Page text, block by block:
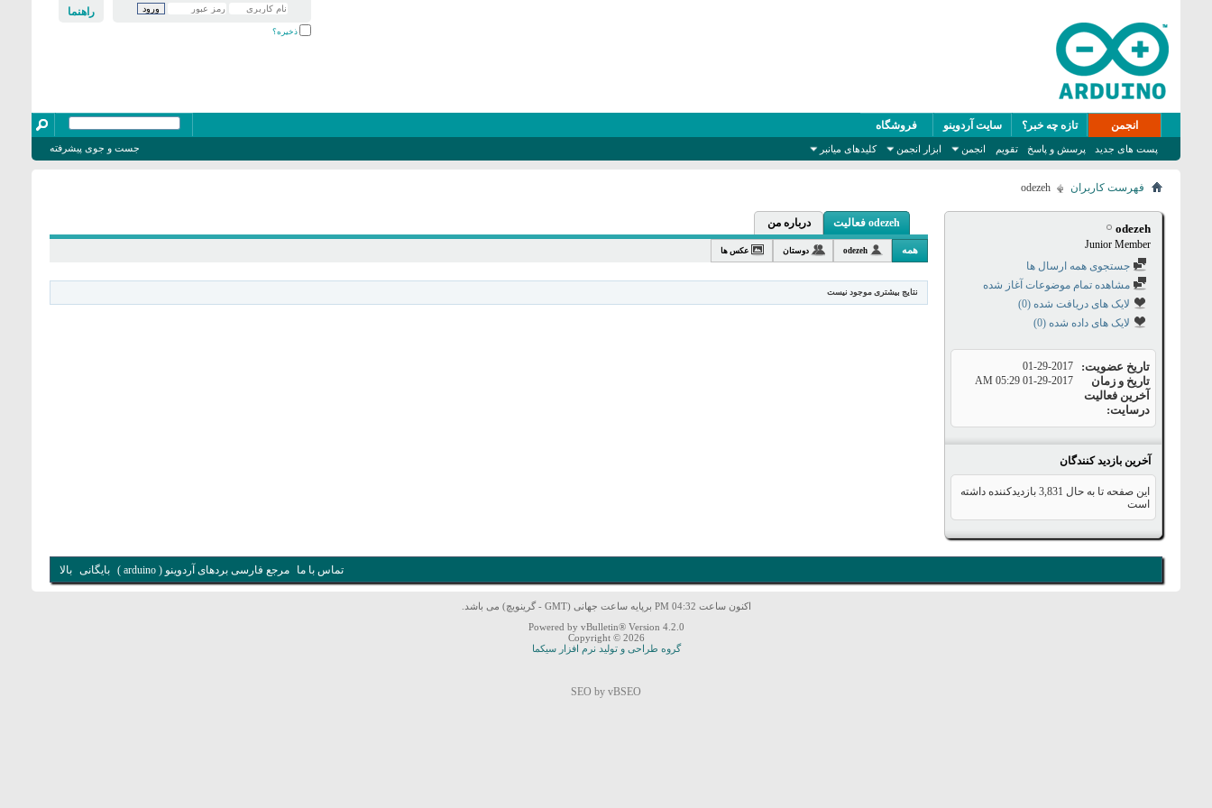
راهنما
ذخیره؟
انجمن
پست های جدید پرسش و پاسخ تقویم انجمن ابزار انجمن کلیدهای میانبر
تازه چه خبر؟ سایت آردوینو فروشگاه
جست و جوی پیشرفته
فهرست کاربران odezeh
odezeh
Junior Member
جستجوی همه ارسال ها
مشاهده تمام موضوعات آغاز شده
لایک های دریافت شده (0)
لایک های داده شده (0)
تاریخ عضویت 01-29-2017
تاریخ و زمان
آخرین فعالیت
درسایت
01-29-2017
05:29 AM
آخرین بازدید کنندگان
این صفحه تا به حال 3,831 بازدیدکننده داشته
است
odezeh فعالیت درباره من
همه odezeh دوستان عکس ها
نتایج بیشتری موجود نیست
تماس با ما مرجع فارسی بردهای آردوینو ( arduino ) بایگانی بالا
اکنون ساعت 04:32 PM برپایه ساعت جهانی (GMT - گرینویچ) می باشد.
Powered by vBulletin® Version 4.2.0
Copyright © 2026
گروه طراحی و تولید نرم افزار سیکما
SEO by vBSEO